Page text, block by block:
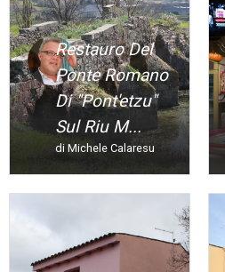
Restauro Del
Ponte Romano
Di "Pont'etzu"
Sul Riu M...
di Michele Calaresu